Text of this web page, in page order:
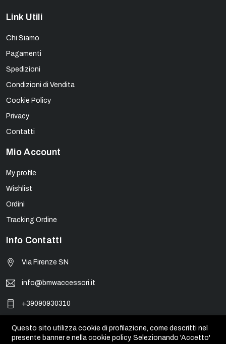
Link Utili
Chi Siamo
Pagamenti
Spedizioni
Condizioni di Vendita
Cookie Policy
Privacy
Contatti
Mio Account
My profile
Wishlist
Ordini
Tracking Ordine
Info Contatti
Via Firenze SN
info@bmwaccessori.it
+39090930310
© BMW Accessori - PIVA 01931450835. Tutti i marchi, loghi e
Questo sito utilizza cookie di profilazione, come descritti nel
presente banner e nella cookie policy. Selezionando 'Accetto'